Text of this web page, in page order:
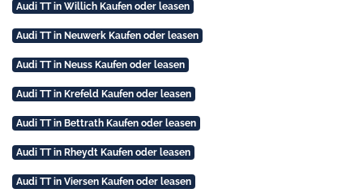
Audi TT in Willich Kaufen oder leasen
Audi TT in Neuwerk Kaufen oder leasen
Audi TT in Neuss Kaufen oder leasen
Audi TT in Krefeld Kaufen oder leasen
Audi TT in Bettrath Kaufen oder leasen
Audi TT in Rheydt Kaufen oder leasen
Audi TT in Viersen Kaufen oder leasen